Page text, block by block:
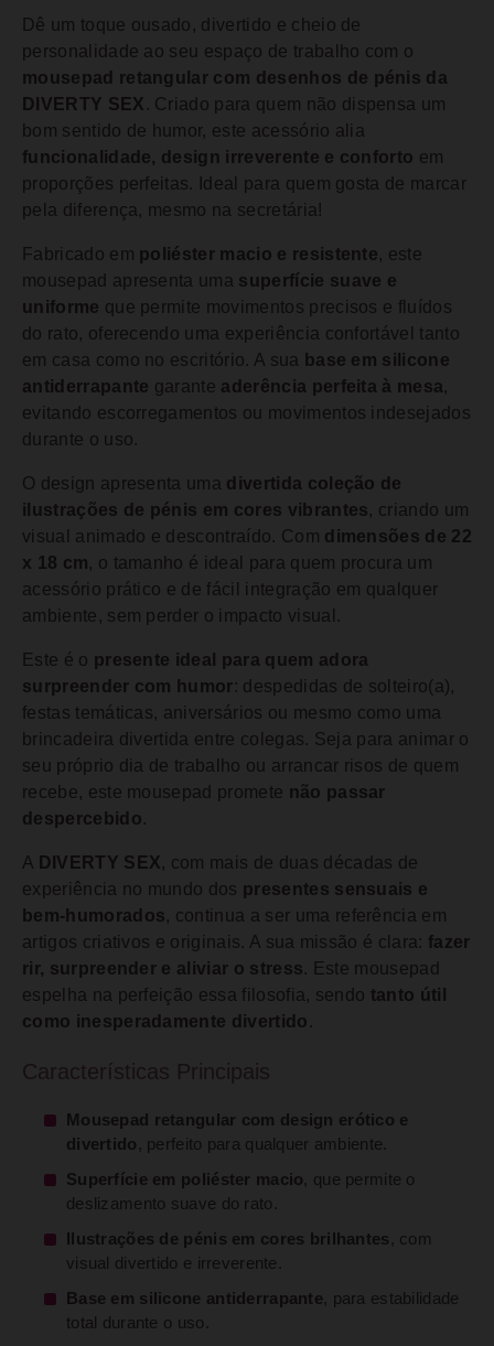
Dê um toque ousado, divertido e cheio de
personalidade ao seu espaço de trabalho com o
mousepad retangular com desenhos de pénis da
DIVERTY SEX . Criado para quem não dispensa um
bom sentido de humor, este acessório alia
funcionalidade, design irreverente e conforto em
proporções perfeitas. Ideal para quem gosta de marcar
pela diferença, mesmo na secretária!
Fabricado em poliéster macio e resistente, este
mousepad apresenta uma superfície suave e
uniforme que permite movimentos precisos e fluídos
do rato, oferecendo uma experiência confortável tanto
em casa como no escritório. A sua
base em silicone
antiderrapante garante aderência perfeita à mesa,
evitando escorregamentos ou movimentos indesejados
durante o uso.
O design apresenta uma divertida coleção de
ilustrações de pénis em cores vibrantes, criando um
visual animado e descontraído. Com dimensões de 22
x 18 cm, o tamanho é ideal para quem procura um
acessório prático e de fácil integração em qualquer
ambiente, sem perder o impacto visual.
Este é o presente ideal para quem adora
surpreender com humor: despedidas de solteiro(a),
festas temáticas, aniversários ou mesmo como uma
brincadeira divertida entre colegas. Seja para animar o
seu próprio dia de trabalho ou arrancar risos de quem
recebe, este mousepad promete não passar
despercebido.
A DIVERTY SEX, com mais de duas décadas de
experiência no mundo dos presentes sensuais e
bem-humorados, continua a ser uma referência em
artigos criativos e originais. A sua missão é clara: fazer
rir, surpreender e aliviar o stress. Este mousepad
espelha na perfeição essa filosofia, sendo tanto útil
como inesperadamente divertido .
Características Principais
Mousepad retangular com design erótico e
divertido , perfeito para qualquer ambiente.
Superfície em poliéster macio, que permite o
deslizamento suave do rato.
Ilustrações de pénis em cores brilhantes , com
visual divertido e irreverente.
Base em silicone antiderrapante, para estabilidade
total durante o uso.